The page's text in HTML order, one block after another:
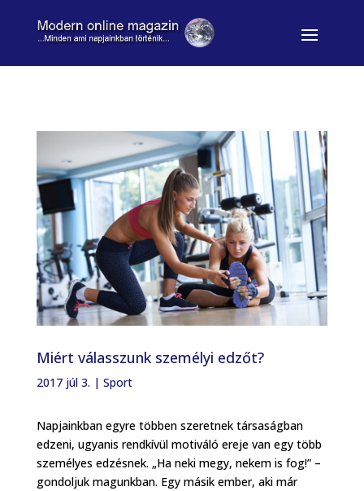
Miért válasszunk személyi edzőt?
2017 júl 3. | Sport
Napjainkban egyre többen szeretnek társaságban
edzeni, ugyanis rendkívül motiváló ereje van egy több
személyes edzésnek. „Ha neki megy, nekem is fog!” –
gondoljuk magunkban. Egy másik ember, aki már